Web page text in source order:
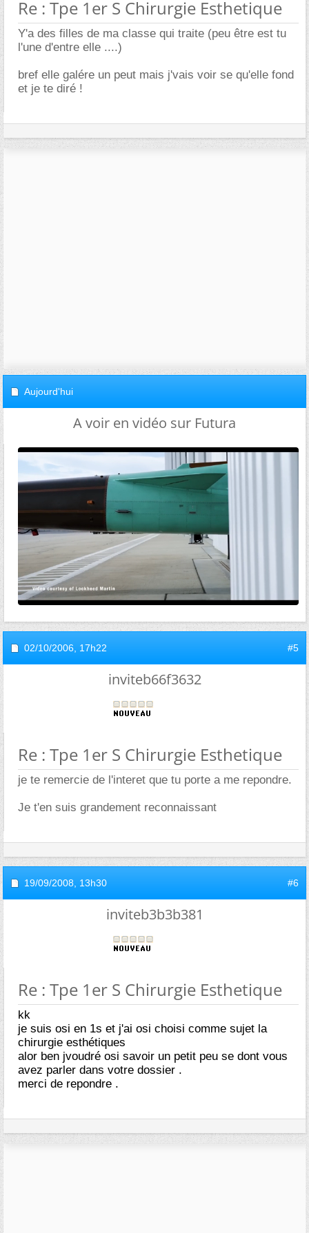
Re : Tpe 1er S Chirurgie Esthetique
Y'a des filles de ma classe qui traite (peu être est tu
l'une d'entre elle ....)
bref elle galére un peut mais j'vais voir se qu'elle fond
et je te diré !
Aujourd'hui
A voir en vidéo sur Futura
02/10/2006, 17h22 #5
inviteb66f3632
Re : Tpe 1er S Chirurgie Esthetique
je te remercie de l'interet que tu porte a me repondre.
Je t'en suis grandement reconnaissant
19/09/2008, 13h30 #6
inviteb3b3b381
Re : Tpe 1er S Chirurgie Esthetique
kk
je suis osi en 1s et j'ai osi choisi comme sujet la
chirurgie esthétiques
alor ben jvoudré osi savoir un petit peu se dont vous
avez parler dans votre dossier .
merci de repondre .